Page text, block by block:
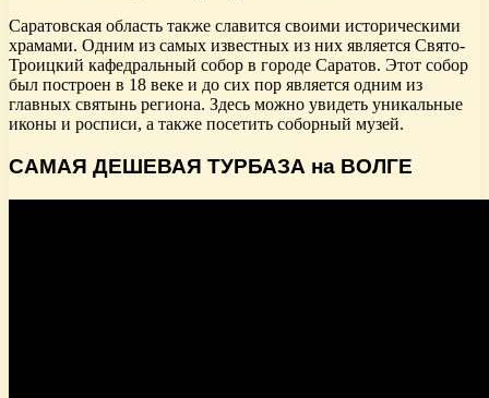
Саратовская область также славится своими историческими
храмами. Одним из самых известных из них является Свято-
Троицкий кафедральный собор в городе Саратов. Этот собор
был построен в 18 веке и до сих пор является одним из
главных святынь региона. Здесь можно увидеть уникальные
иконы и росписи, а также посетить соборный музей.
САМАЯ ДЕШЕВАЯ ТУРБАЗА на ВОЛГЕ